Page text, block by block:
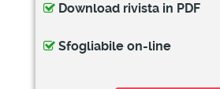
Download rivista in PDF
Sfogliabile on-line